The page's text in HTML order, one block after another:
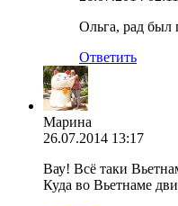
Ольга, рад был
Ответить
Марина
26.07.2014 13:17
Вау! Всё таки
Куда во Вьетнаме